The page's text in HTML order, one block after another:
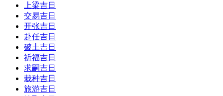
上梁吉日
交易吉日
开张吉日
赴任吉日
破土吉日
祈福吉日
求嗣吉日
栽种吉日
旅游吉日